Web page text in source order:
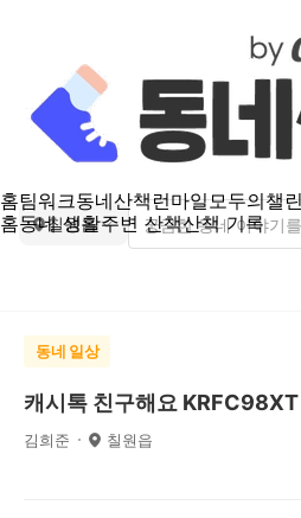
홈팀워크동네산책런마일모두의챌
홈동네 생활주변 산책산책 기록
칠원읍
동네 일상
캐시톡 친구해요 KRFC98XT
김희준 칠원읍